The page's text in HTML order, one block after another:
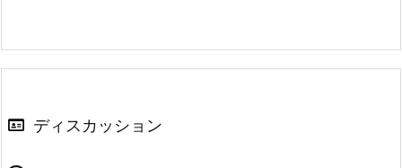
ディスカッション